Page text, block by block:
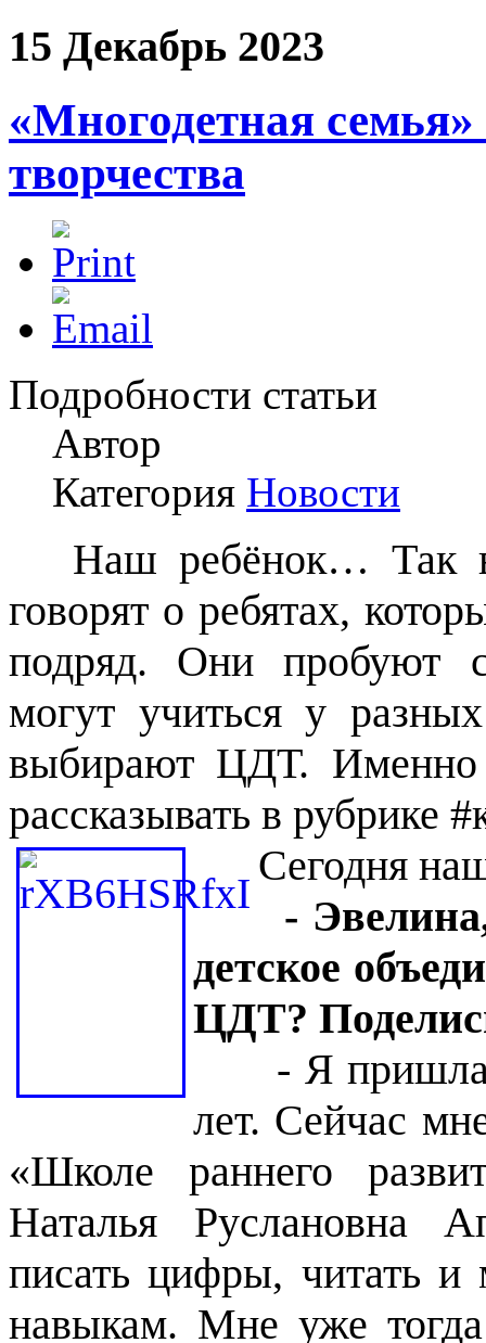
15 Декабрь 2023
«Многодетная
творчества
Подробности статьи
Автор
Категория Новости
Наш ребёнок… Так в
говорят о ребятах,
подряд. Они пробуют
могут учиться у
выбирают ЦДТ.
рассказывать в
Сегодня
-
детское
ЦДТ?
- Я пришла
лет. Сейчас
«Школе раннего
Наталья Руслановна
писать цифры, читать
навыкам. Мне уже